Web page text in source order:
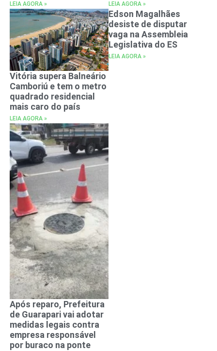
LEIA AGORA » LEIA AGORA »
Vitória supera Balneário
Camboriú e tem o metro
quadrado residencial
mais caro do país
LEIA AGORA »
Edson Magalhães
desiste de disputar
vaga na Assembleia
Legislativa do ES
LEIA AGORA »
Após reparo, Prefeitura
de Guarapari vai adotar
medidas legais contra
empresa responsável
por buraco na ponte